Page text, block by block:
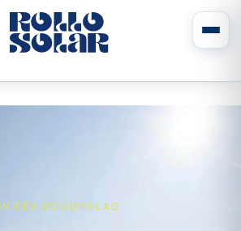
ÉÉN OOGOPSLAG